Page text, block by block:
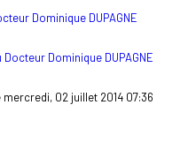
Dominique DUPAGNE
Dominique DUPAGNE
02 juillet 2014 07:36